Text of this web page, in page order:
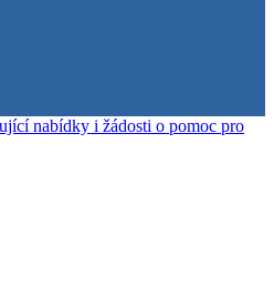
nabídky i žádosti o pomoc pro